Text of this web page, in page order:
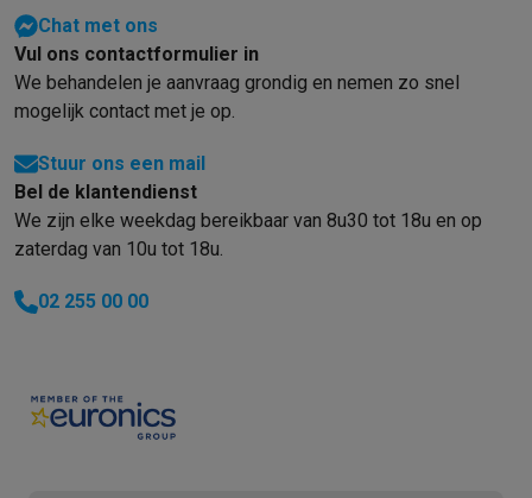
Chat met ons
Vul ons contactformulier in
We behandelen je aanvraag grondig en nemen zo snel
mogelijk contact met je op.
Stuur ons een mail
Bel de klantendienst
We zijn elke weekdag bereikbaar van 8u30 tot 18u en op
zaterdag van 10u tot 18u.
02 255 00 00